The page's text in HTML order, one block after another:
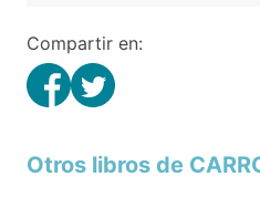
Compartir en:
Otros libros de